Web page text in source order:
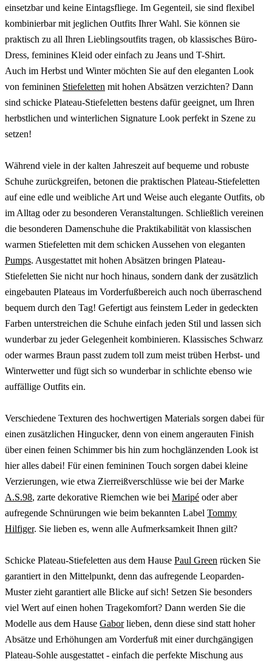
einsetzbar und keine Eintagsfliege. Im Gegenteil, sie sind flexibel
kombinierbar mit jeglichen Outfits Ihrer Wahl. Sie können sie
praktisch zu all Ihren Lieblingsoutfits tragen, ob klassisches Büro-
Dress, feminines Kleid oder einfach zu Jeans und T-Shirt.
Auch im Herbst und Winter möchten Sie auf den eleganten Look
von femininen Stiefeletten mit hohen Absätzen verzichten? Dann
sind schicke Plateau-Stiefeletten bestens dafür geeignet, um Ihren
herbstlichen und winterlichen Signature Look perfekt in Szene zu
setzen!
Während viele in der kalten Jahreszeit auf bequeme und robuste
Schuhe zurückgreifen, betonen die praktischen Plateau-Stiefeletten
auf eine edle und weibliche Art und Weise auch elegante Outfits, ob
im Alltag oder zu besonderen Veranstaltungen. Schließlich vereinen
die besonderen Damenschuhe die Praktikabilität von klassischen
warmen Stiefeletten mit dem schicken Aussehen von eleganten
Pumps. Ausgestattet mit hohen Absätzen bringen Plateau-
Stiefeletten Sie nicht nur hoch hinaus, sondern dank der zusätzlich
eingebauten Plateaus im Vorderfußbereich auch noch überraschend
bequem durch den Tag! Gefertigt aus feinstem Leder in gedeckten
Farben unterstreichen die Schuhe einfach jeden Stil und lassen sich
wunderbar zu jeder Gelegenheit kombinieren. Klassisches Schwarz
oder warmes Braun passt zudem toll zum meist trüben Herbst- und
Winterwetter und fügt sich so wunderbar in schlichte ebenso wie
auffällige Outfits ein.
Verschiedene Texturen des hochwertigen Materials sorgen dabei für
einen zusätzlichen Hingucker, denn von einem angerauten Finish
über einen feinen Schimmer bis hin zum hochglänzenden Look ist
hier alles dabei! Für einen femininen Touch sorgen dabei kleine
Verzierungen, wie etwa Zierreißverschlüsse wie bei der Marke
A.S.98, zarte dekorative Riemchen wie bei Maripé oder aber
aufregende Schnürungen wie beim bekannten Label Tommy
Hilfiger. Sie lieben es, wenn alle Aufmerksamkeit Ihnen gilt?
Schicke Plateau-Stiefeletten aus dem Hause Paul Green rücken Sie
garantiert in den Mittelpunkt, denn das aufregende Leoparden-
Muster zieht garantiert alle Blicke auf sich! Setzen Sie besonders
viel Wert auf einen hohen Tragekomfort? Dann werden Sie die
Modelle aus dem Hause Gaborlieben, denn diese sind statt hoher
Absätze und Erhöhungen am Vorderfuß mit einer durchgängigen
Plateau-Sohle ausgestattet - einfach die perfekte Mischung aus